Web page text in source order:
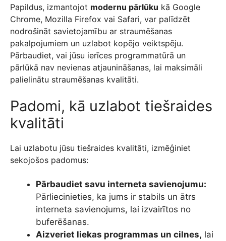
Papildus, izmantojot modernu pārlūku kā Google
Chrome, Mozilla Firefox vai Safari, var palīdzēt
nodrošināt savietojamību ar straumēšanas
pakalpojumiem un uzlabot kopējo veiktspēju.
Pārbaudiet, vai jūsu ierīces programmatūrā un
pārlūkā nav nevienas atjaunināšanas, lai maksimāli
palielinātu straumēšanas kvalitāti.
Padomi, kā uzlabot tiešraides
kvalitāti
Lai uzlabotu jūsu tiešraides kvalitāti, izmēģiniet
sekojošos padomus:
Pārbaudiet savu interneta savienojumu:
Pārliecinieties, ka jums ir stabils un ātrs
interneta savienojums, lai izvairītos no
buferēšanas.
Aizveriet liekas programmas un cilnes, lai